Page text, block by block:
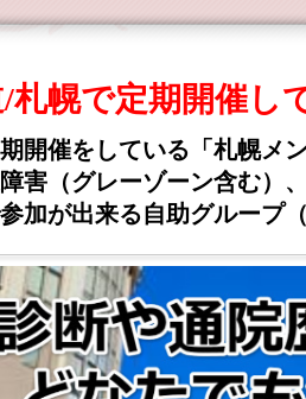
札幌で定期開催し
開催をしている「札幌メ
害（グレーゾーン含む）
加が出来る自助グループ